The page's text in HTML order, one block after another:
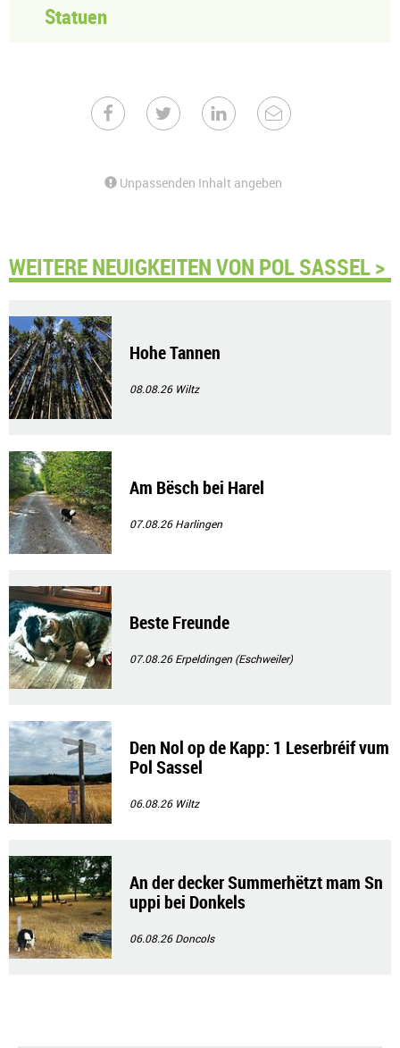
Statuen
Unpassenden Inhalt angeben
WEITERE NEUIGKEITEN VON POL SASSEL >
Hohe Tannen
08.08.26 Wiltz
Am Bësch bei Harel
07.08.26Harlingen
Beste Freunde
07.08.26Erpeldingen (Eschweiler)
Den Nol op de Kapp: 1 Leserbréif vum
Pol Sassel
06.08.26 Wiltz
An der decker Summerhëtzt mam Sn
uppi bei Donkels
06.08.26Doncols